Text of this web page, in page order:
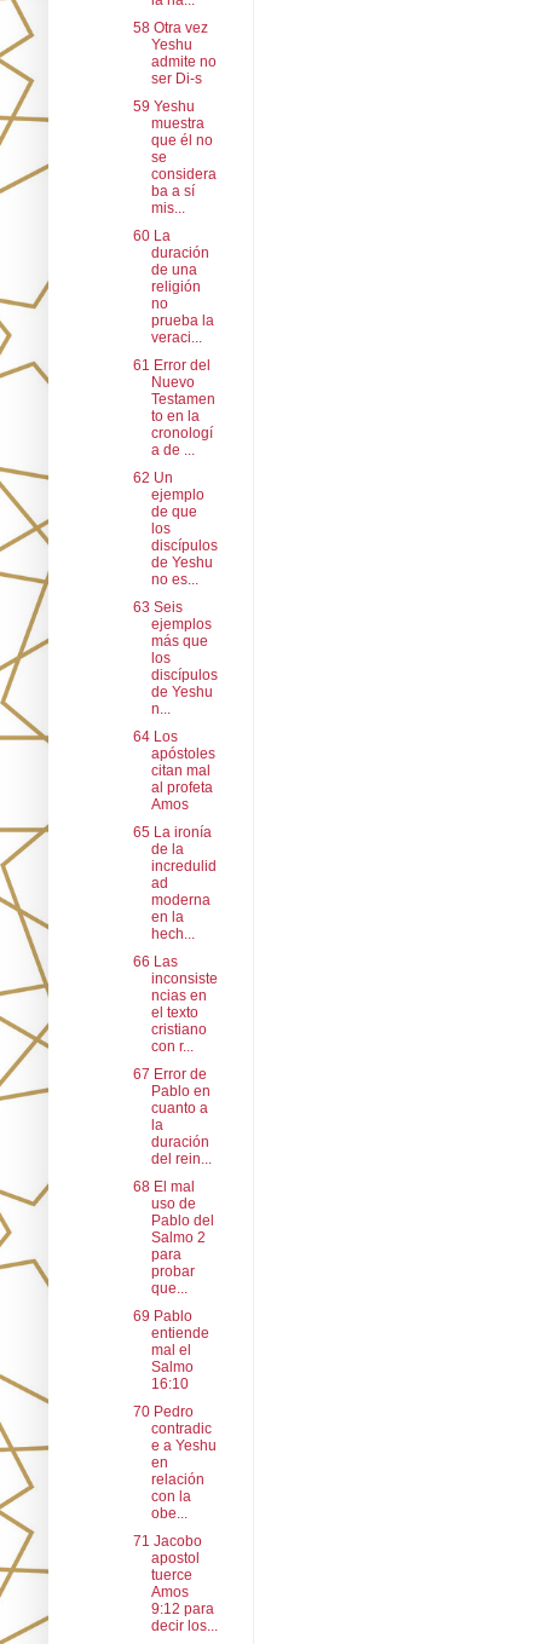
58 Otra vez
Yeshu
admite no
ser Di-s
59 Yeshu
muestra
que él no
se
considera
ba a sí
mis...
60 La
duración
de una
religión
no
prueba la
veraci...
61 Error del
Nuevo
Testamen
to en la
cronologí
a de ...
62 Un
ejemplo
de que
los
discípulos
de Yeshu
no es...
63 Seis
ejemplos
más que
los
discípulos
de Yeshu
n...
64 Los
apóstoles
citan mal
al profeta
Amos
65 La ironía
de la
incredulid
ad
moderna
en la
hech...
66 Las
inconsiste
ncias en
el texto
cristiano
con r...
67 Error de
Pablo en
cuanto a
la
duración
del rein...
68 El mal
uso de
Pablo del
Salmo 2
para
probar
que...
69 Pablo
entiende
mal el
Salmo
16:10
70 Pedro
contradic
e a Yeshu
en
relación
con la
obe...
71 Jacobo
apostol
tuerce
Amos
9:12 para
decir los...